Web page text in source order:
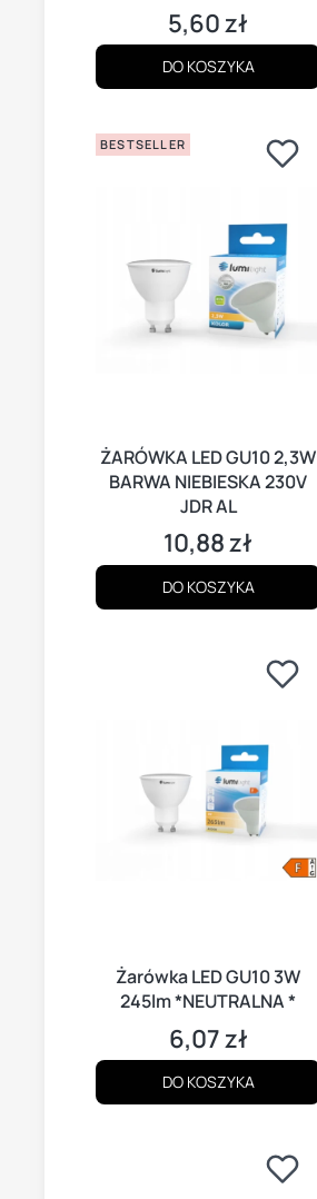
Cena
5,60 zł
DO KOSZYKA
BESTSELLER
ŻARÓWKA LED GU10 2,3W
BARWA NIEBIESKA 230V
JDR AL
Cena
10,88 zł
DO KOSZYKA
Żarówka LED GU10 3W
245lm *NEUTRALNA *
Cena
6,07 zł
DO KOSZYKA